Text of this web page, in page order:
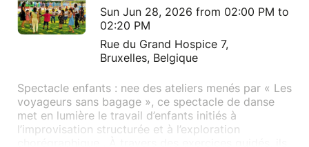
Sun Jun 28, 2026 from 02:00 PM to
02:20 PM
Rue du Grand Hospice 7,
Bruxelles, Belgique
Spectacle enfants : nee des ateliers menés par « Les
voyageurs sans bagage », ce spectacle de danse
met en lumière le travail d’enfants initiés à
l’improvisation structurée et à l’exploration